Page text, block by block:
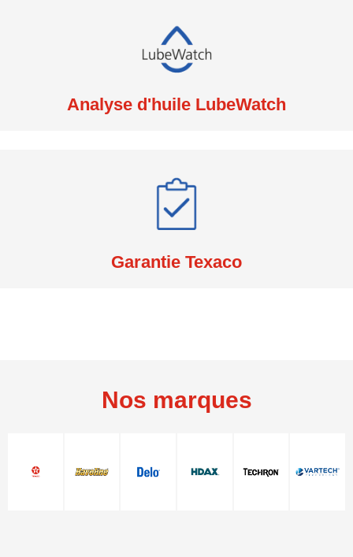
Analyse d'huile LubeWatch
Garantie Texaco
Nos marques